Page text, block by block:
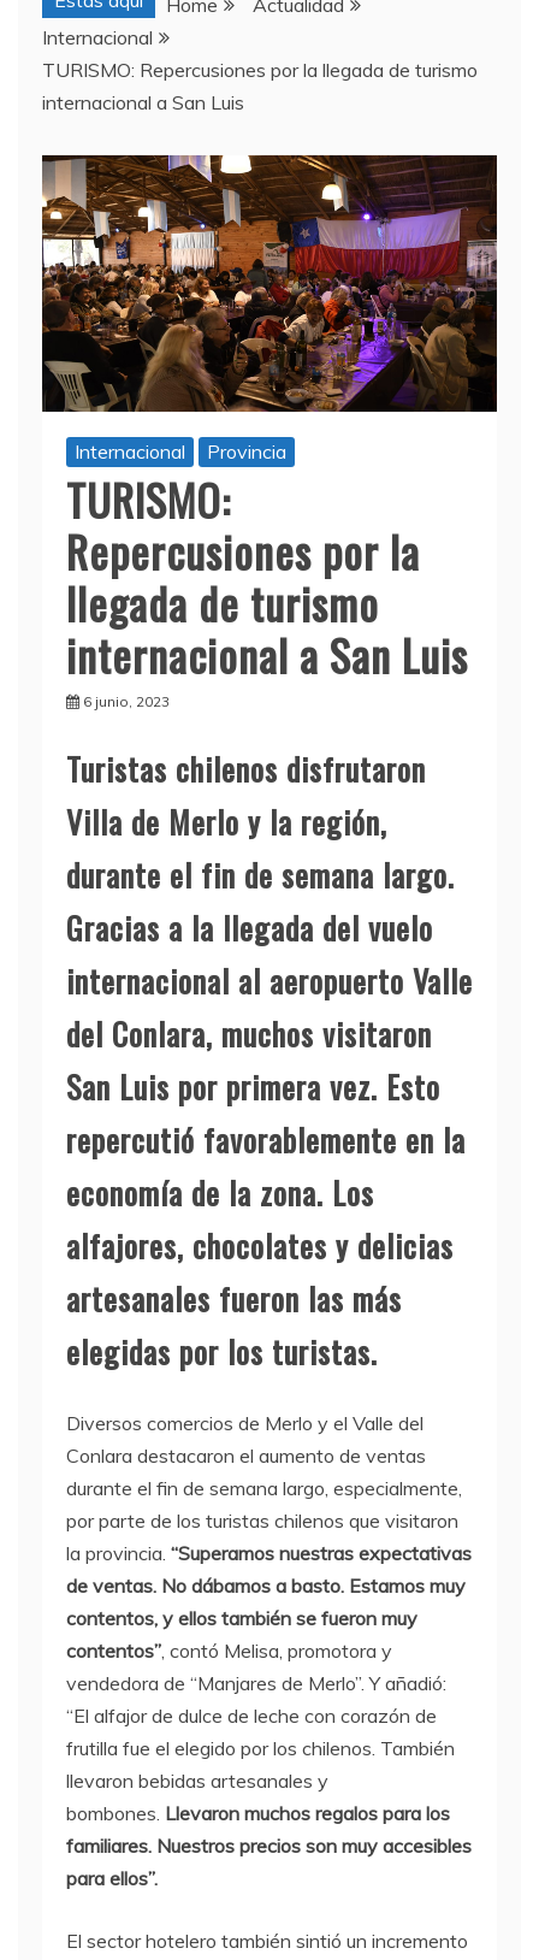
Home
Actualidad
Internacional
TURISMO: Repercusiones por la llegada de turismo
internacional a San Luis
Internacional Provincia
TURISMO:
Repercusiones por la
llegada de turismo
internacional a San Luis
6 junio, 2023
Turistas chilenos disfrutaron
Villa de Merlo y la región,
durante el fin de semana largo.
Gracias a la llegada del vuelo
internacional al aeropuerto Valle
del Conlara, muchos visitaron
San Luis por primera vez. Esto
repercutió favorablemente en la
economía de la zona. Los
alfajores, chocolates y delicias
artesanales fueron las más
elegidas por los turistas.
Diversos comercios de Merlo y el Valle del
Conlara destacaron el aumento de ventas
durante el fin de semana largo, especialmente,
por parte de los turistas chilenos que visitaron
la provincia. “Superamos nuestras expectativas
de ventas. No dábamos a basto. Estamos muy
contentos, y ellos también se fueron muy
contentos”, contó Melisa, promotora y
vendedora de “Manjares de Merlo”. Y añadió:
“El alfajor de dulce de leche con corazón de
frutilla fue el elegido por los chilenos. También
llevaron bebidas artesanales y
bombones. Llevaron muchos regalos para los
familiares. Nuestros precios son muy accesibles
para ellos”.
El sector hotelero también sintió un incremento